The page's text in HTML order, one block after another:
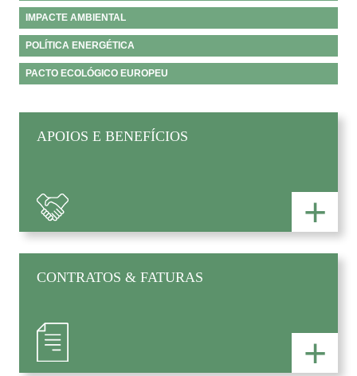
IMPACTE AMBIENTAL
POLÍTICA ENERGÉTICA
PACTO ECOLÓGICO EUROPEU
APOIOS E BENEFÍCIOS
+
CONTRATOS & FATURAS
+